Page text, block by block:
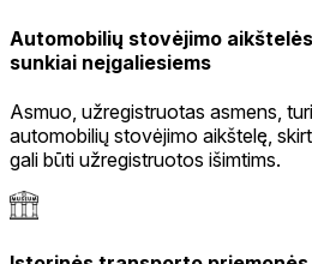
Automobilių stovėjimo
sunkiai neįgaliesiems
Asmuo, užregistruotas asmens,
automobilių stovėjimo aikštelę,
gali būti užregistruotos išimtims.